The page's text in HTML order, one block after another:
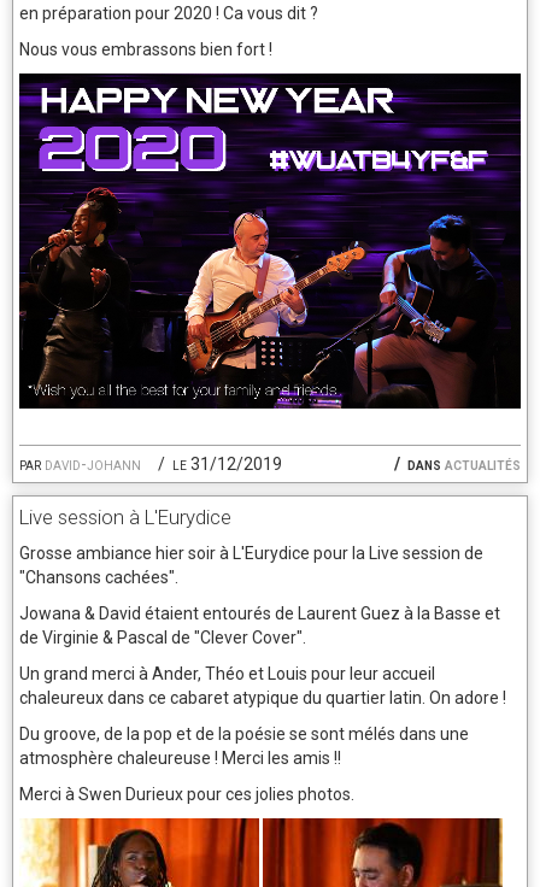
par david-johann le 31/12/2019 dans actualités
en préparation pour 2020 ! Ca vous dit ?
Nous vous embrassons bien fort !
Live session à L'Eurydice
Grosse ambiance hier soir à L'Eurydice pour la Live session de
"Chansons cachées".
Jowana & David étaient entourés de Laurent Guez à la Basse et
de Virginie & Pascal de "Clever Cover".
Un grand merci à Ander, Théo et Louis pour leur accueil
chaleureux dans ce cabaret atypique du quartier latin. On adore !
Du groove, de la pop et de la poésie se sont mélés dans une
atmosphère chaleureuse ! Merci les amis !!
Merci à Swen Durieux pour ces jolies photos.